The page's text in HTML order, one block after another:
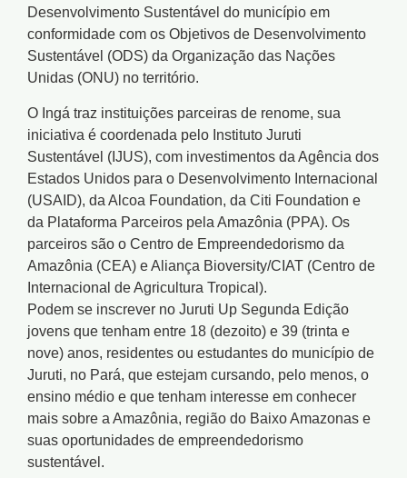
Desenvolvimento Sustentável do município em
conformidade com os Objetivos de Desenvolvimento
Sustentável (ODS) da Organização das Nações
Unidas (ONU) no território.
O Ingá traz instituições parceiras de renome, sua
iniciativa é coordenada pelo Instituto Juruti
Sustentável (IJUS), com investimentos da Agência dos
Estados Unidos para o Desenvolvimento Internacional
(USAID), da Alcoa Foundation, da Citi Foundation e
da Plataforma Parceiros pela Amazônia (PPA). Os
parceiros são o Centro de Empreendedorismo da
Amazônia (CEA) e Aliança Bioversity/CIAT (Centro de
Internacional de Agricultura Tropical).
Podem se inscrever no Juruti Up Segunda Edição
jovens que tenham entre 18 (dezoito) e 39 (trinta e
nove) anos, residentes ou estudantes do município de
Juruti, no Pará, que estejam cursando, pelo menos, o
ensino médio e que tenham interesse em conhecer
mais sobre a Amazônia, região do Baixo Amazonas e
suas oportunidades de empreendedorismo
sustentável.